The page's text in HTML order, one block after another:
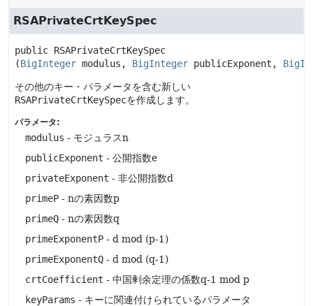
RSAPrivateCrtKeySpec
public RSAPrivateCrtKeySpec
(BigInteger modulus, BigInteger publicExponent,
その他のキー・パラメータを含む新しい
RSAPrivateCrtKeySpecを作成します。
パラメータ:
modulus - モジュラスn
publicExponent - 公開指数e
privateExponent - 非公開指数d
primeP - nの素因数p
primeQ - nの素因数q
primeExponentP - d mod (p-1)
primeExponentQ - d mod (q-1)
crtCoefficient - 中国剰余定理の係数q-1 mod p
keyParams - キーに関連付けられているパラメータ